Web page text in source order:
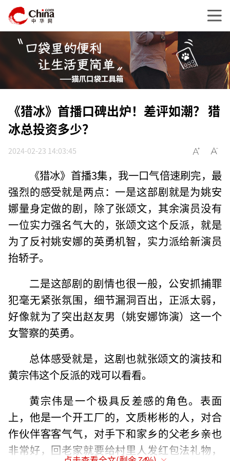
《猎冰》首播口碑出炉！差评如潮？ 猎
冰总投资多少？
2024-02-23 14:03:45
《猎冰》首播3集，我一口气倍速刷完，最
强烈的感受就是两点：一是这部剧就是为姚安
娜量身定做的剧，除了张颂文，其余演员没有
一位实力强名气大的，张颂文这个反派，就是
为了反衬姚安娜的英勇机智，实力派给新演员
抬轿子。
二是这部剧的剧情也很一般，公安抓捕罪
犯毫无紧张氛围，细节漏洞百出，正派太弱，
好像就为了突出赵友男（姚安娜饰演）这一个
女警察的英勇。
总体感受就是，这剧也就张颂文的演技和
黄宗伟这个反派的戏可以看看。
黄宗伟是一个极具反差感的角色。表面
上，他是一个开工厂的，文质彬彬的人，对合
作伙伴客客气气，对手下和家乡的父老乡亲也
非常好，回老家就要给村里人发红包法礼物，